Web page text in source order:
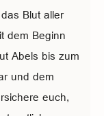
Blut aller
dem Beginn
Abels bis zum
und dem
euch,